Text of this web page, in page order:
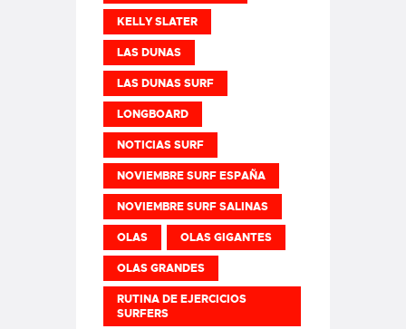
KELLY SLATER
LAS DUNAS
LAS DUNAS SURF
LONGBOARD
NOTICIAS SURF
NOVIEMBRE SURF ESPAÑA
NOVIEMBRE SURF SALINAS
OLAS OLAS GIGANTES
OLAS GRANDES
RUTINA DE EJERCICIOS
SURFERS